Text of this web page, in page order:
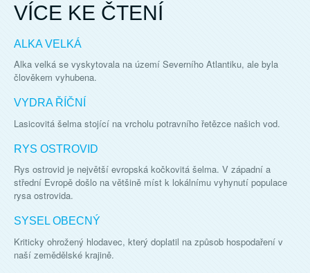
VÍCE KE ČTENÍ
ALKA VELKÁ
Alka velká se vyskytovala na území Severního Atlantiku, ale byla
člověkem vyhubena.
VYDRA ŘÍČNÍ
Lasicovitá šelma stojící na vrcholu potravního řetězce našich vod.
RYS OSTROVID
Rys ostrovid je největší evropská kočkovitá šelma. V západní a
střední Evropě došlo na většině míst k lokálnímu vyhynutí populace
rysa ostrovida.
SYSEL OBECNÝ
Kriticky ohrožený hlodavec, který doplatil na způsob hospodaření v
naší zemědělské krajině.